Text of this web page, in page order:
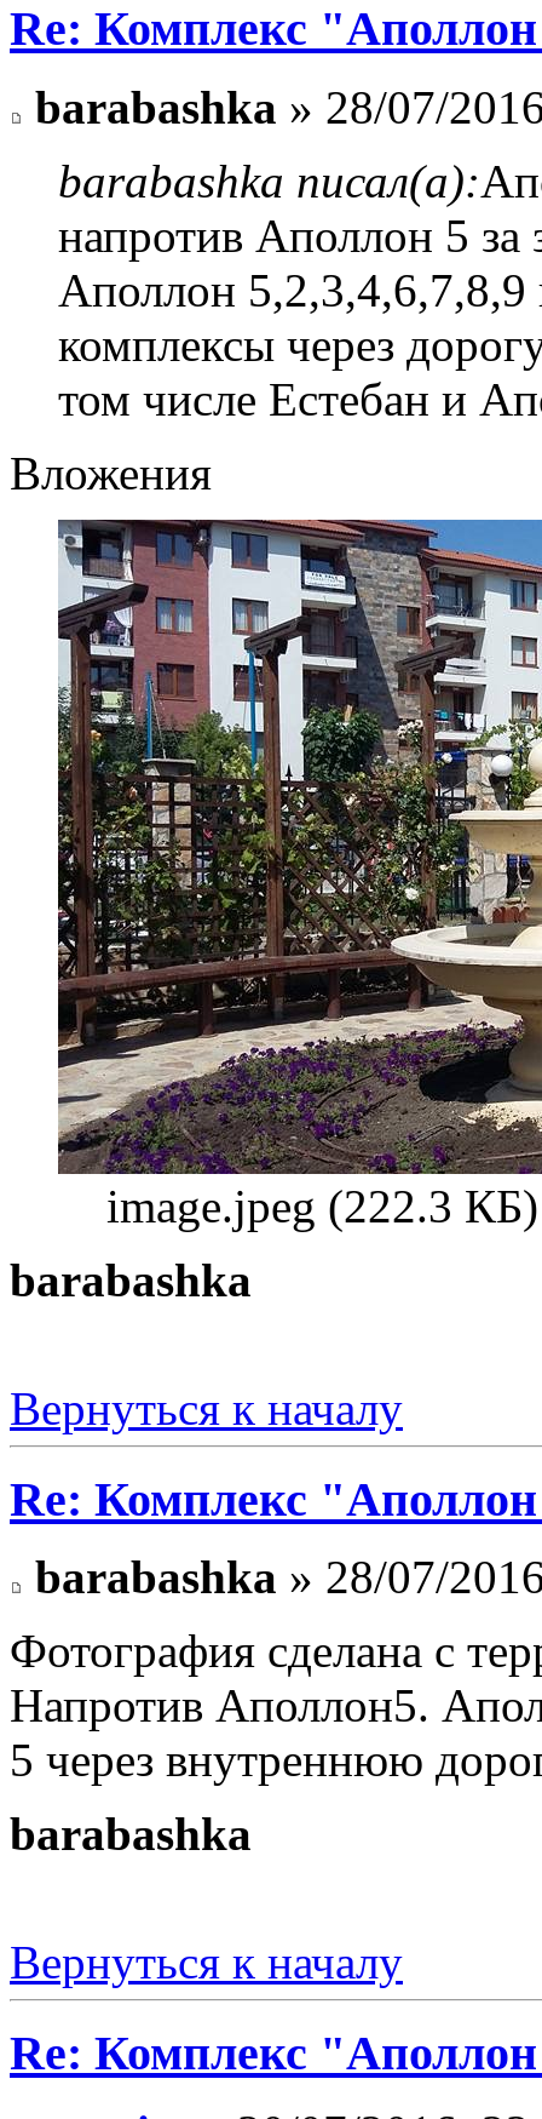
Re: Комплекс
barabashka » 28/07/
barabashka писал(а):
напротив Аполлон 5 за
Аполлон 5,2,3,4,6,7,8,9
комплексы через
том числе Естебан и
Вложения
image.jpeg (222.3
barabashka
Вернуться к началу
Re: Комплекс
barabashka » 28/07/
Фотография сделана с
Напротив Аполлон5.
5 через внутреннюю
barabashka
Вернуться к началу
Re: Комплекс